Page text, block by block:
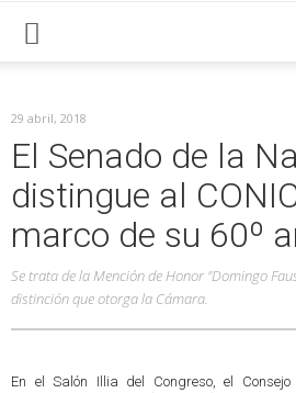
29 abril, 2018
El Senado de la
distingue al
marco de su 60º
Se trata de la Mención de Honor "Domingo
distinción que otorga la Cámara.
En el Salón Illia del Congreso, el Consejo